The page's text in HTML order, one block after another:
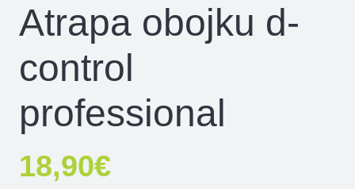
Atrapa obojku d-
control
professional
18,90€